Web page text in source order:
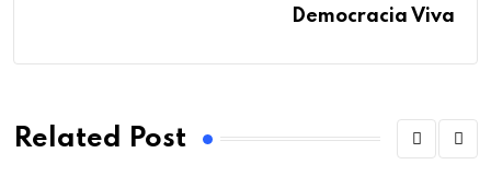
Democracia Viva
Related Post